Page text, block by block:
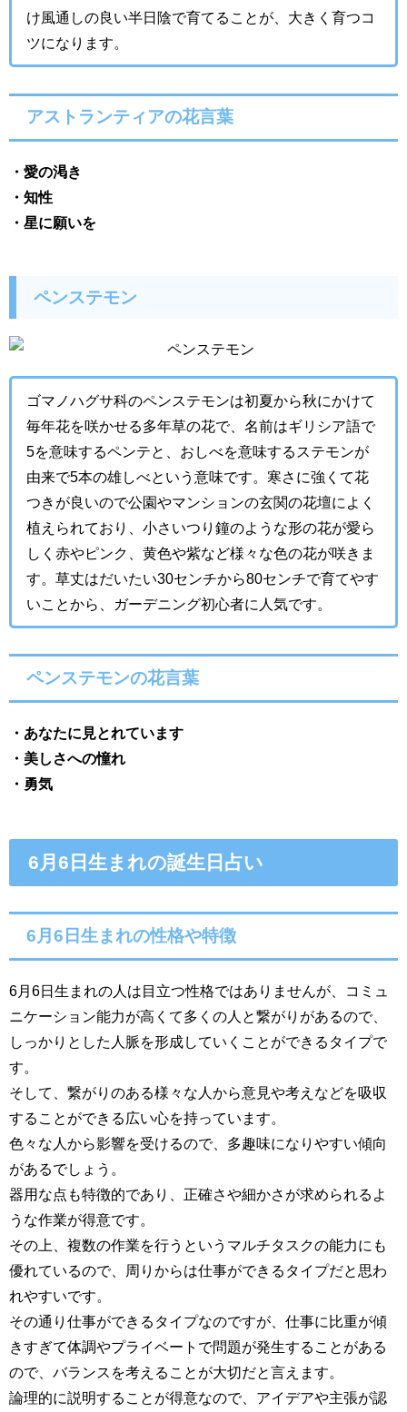
け風通しの良い半日陰で育てることが、大きく育つコ
ツになります。
アストランティアの花言葉
・ 愛の渇き
・ 知性
・ 星に願いを
ペンステモン
ゴマノハグサ科のペンステモンは初夏から秋にかけて
毎年花を咲かせる多年草の花で、名前はギリシア語で
5を意味するペンテと、おしべを意味するステモンが
由来で5本の雄しべという意味です。寒さに強くて花
つきが良いので公園やマンションの玄関の花壇によく
植えられており、小さいつり鐘のような形の花が愛ら
しく赤やピンク、黄色や紫など様々な色の花が咲きま
す。草丈はだいたい30センチから80センチで育てやす
いことから、ガーデニング初心者に人気です。
ペンステモンの花言葉
・ あなたに見とれています
・ 美しさへの憧れ
・ 勇気
6月6日生まれの誕生日占い
6月6日生まれの性格や特徴
6月6日生まれの人は目立つ性格ではありませんが、コミュ
ニケーション能力が高くて多くの人と繋がりがあるので、
しっかりとした人脈を形成していくことができるタイプで
す。
そして、繋がりのある様々な人から意見や考えなどを吸収
することができる広い心を持っています。
色々な人から影響を受けるので、多趣味になりやすい傾向
があるでしょう。
器用な点も特徴的であり、正確さや細かさが求められるよ
うな作業が得意です。
その上、複数の作業を行うというマルチタスクの能力にも
優れているので、周りからは仕事ができるタイプだと思わ
れやすいです。
その通り仕事ができるタイプなのですが、仕事に比重が傾
きすぎて体調やプライベートで問題が発生することがある
ので、バランスを考えることが大切だと言えます。
論理的に説明することが得意なので、アイデアや主張が認